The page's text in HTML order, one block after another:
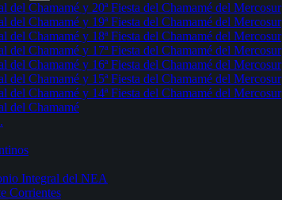
del Chamamé y 20ª Fiesta del Chamamé del Mercosur
del Chamamé y 19ª Fiesta del Chamamé del Mercosur
del Chamamé y 18ª Fiesta del Chamamé del Mercosur
del Chamamé y 17ª Fiesta del Chamamé del Mercosur
del Chamamé y 16ª Fiesta del Chamamé del Mercosur
del Chamamé y 15ª Fiesta del Chamamé del Mercosur
del Chamamé y 14ª Fiesta del Chamamé del Mercosur
del Chamamé
Integral del NEA
Corrientes